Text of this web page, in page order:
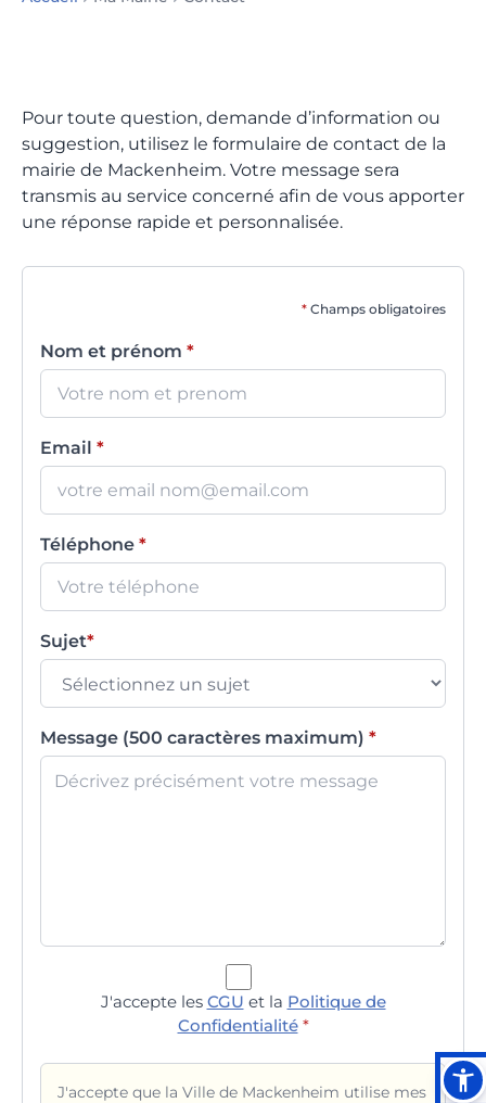
Pour toute question, demande d’information ou
suggestion, utilisez le formulaire de contact de la
mairie de Mackenheim. Votre message sera
transmis au service concerné afin de vous apporter
une réponse rapide et personnalisée.
* Champs obligatoires
Nom et prénom *
Email *
Téléphone *
Sujet*
Message (500 caractères maximum) *
J'accepte les CGU et la Politique de
Confidentialité *
J'accepte que la Ville de Mackenheim utilise mes